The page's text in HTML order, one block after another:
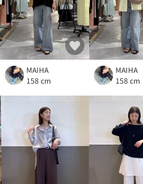
MAIHA
158 cm
MAIHA
158 cm